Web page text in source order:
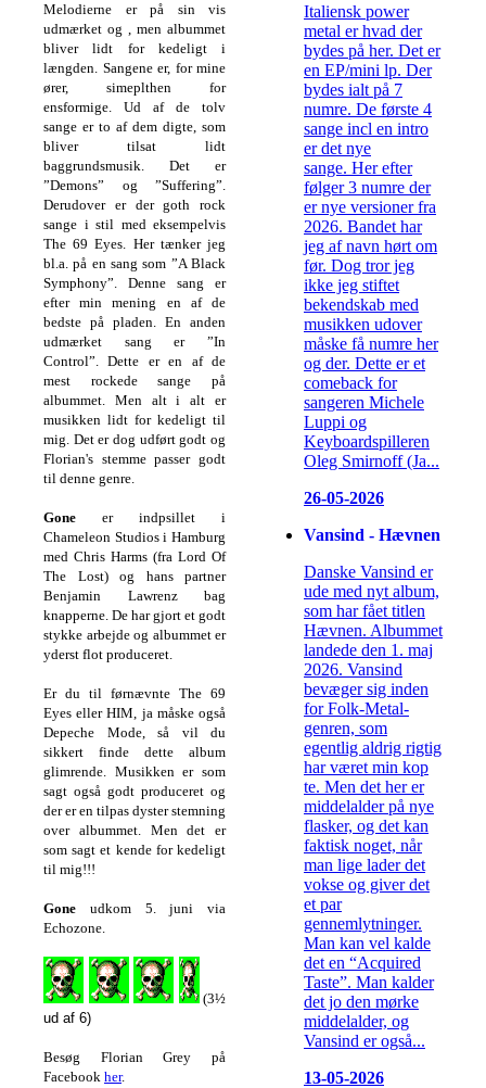
Melodierne er på sin vis
udmærket og , men albummet
bliver lidt for kedeligt i
længden. Sangene er, for mine
ører, simeplthen for
ensformige. Ud af de tolv
sange er to af dem digte, som
bliver tilsat lidt
baggrundsmusik. Det er
”Demons” og ”Suffering”.
Derudover er der goth rock
sange i stil med eksempelvis
The 69 Eyes. Her tænker jeg
bl.a. på en sang som ”A Black
Symphony”. Denne sang er
efter min mening en af de
bedste på pladen. En anden
udmærket sang er ”In
Control”. Dette er en af de
mest rockede sange på
albummet. Men alt i alt er
musikken lidt for kedeligt til
mig. Det er dog udført godt og
Florian's stemme passer godt
til denne genre.
Gone er indpsillet i
Chameleon Studios i Hamburg
med Chris Harms (fra Lord Of
The Lost) og hans partner
Benjamin Lawrenz bag
knapperne. De har gjort et godt
stykke arbejde og albummet er
yderst flot produceret.
Er du til førnævnte The 69
Eyes eller HIM, ja måske også
Depeche Mode, så vil du
sikkert finde dette album
glimrende. Musikken er som
sagt også godt produceret og
der er en tilpas dyster stemning
over albummet. Men det er
som sagt et kende for kedeligt
til mig!!!
Gone udkom 5. juni via
Echozone.
(3½
ud af 6)
Besøg Florian Grey på
Facebook her.
Italiensk power
metal er hvad der
bydes på her. Det er
en EP/mini lp. Der
bydes ialt på 7
numre. De første 4
sange incl en intro
er det nye
sange. Her efter
følger 3 numre der
er nye versioner fra
2026. Bandet har
jeg af navn hørt om
før. Dog tror jeg
ikke jeg stiftet
bekendskab med
musikken udover
måske få numre her
og der. Dette er et
comeback for
sangeren Michele
Luppi og
Keyboardspilleren
Oleg Smirnoff (Ja...
26-05-2026
Vansind - Hævnen
Danske Vansind er
ude med nyt album,
som har fået titlen
Hævnen. Albummet
landede den 1. maj
2026. Vansind
bevæger sig inden
for Folk-Metal-
genren, som
egentlig aldrig rigtig
har været min kop
te. Men det her er
middelalder på nye
flasker, og det kan
faktisk noget, når
man lige lader det
vokse og giver det
et par
gennemlytninger.
Man kan vel kalde
det en “Acquired
Taste”. Man kalder
det jo den mørke
middelalder, og
Vansind er også...
13-05-2026